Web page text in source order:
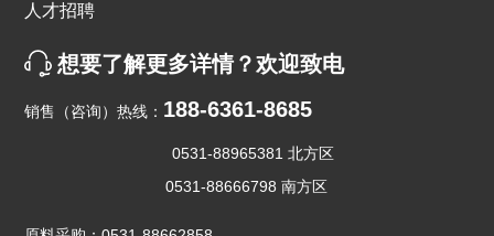
人才招聘
想要了解更多详情？欢迎致电
销售（咨询）热线： 188-6361-8685
0531-88965381 北方区
0531-88666798 南方区